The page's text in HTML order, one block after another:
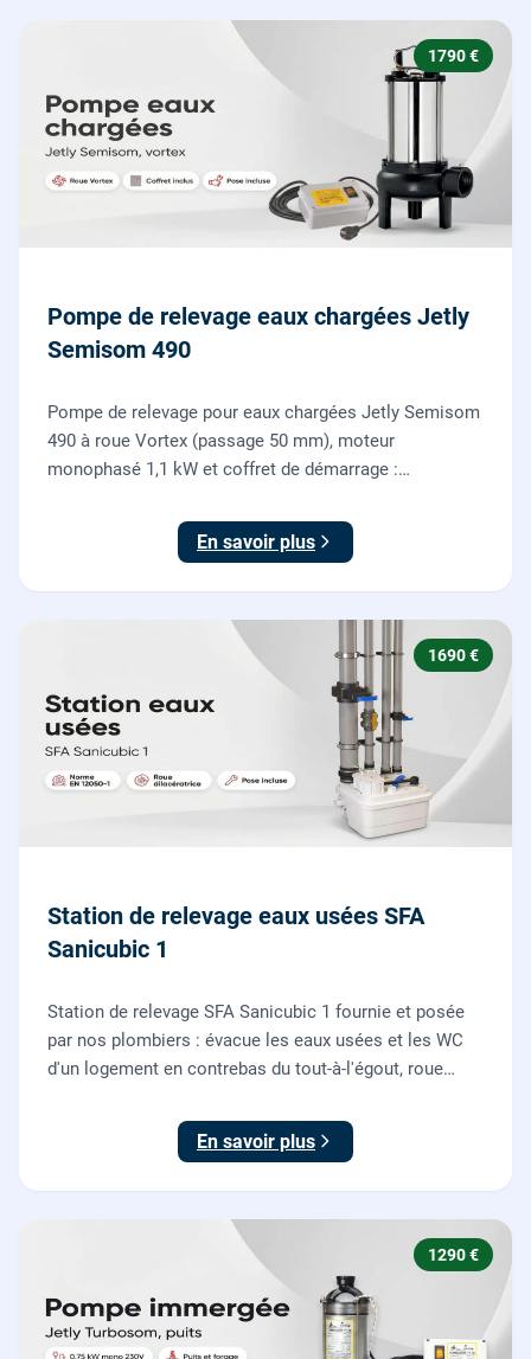
1790 €
Pompe de relevage eaux chargées Jetly
Semisom 490
Pompe de relevage pour eaux chargées Jetly Semisom
490 à roue Vortex (passage 50 mm), moteur
monophasé 1,1 kW et coffret de démarrage :
fournie et posée par nos plombiers.
En savoir plus
1690 €
Station de relevage eaux usées SFA
Sanicubic 1
Station de relevage SFA Sanicubic 1 fournie et posée
par nos plombiers : évacue les eaux usées et les WC
d'un logement en contrebas du tout-à-l'égout, roue
En savoir plus
1290 €